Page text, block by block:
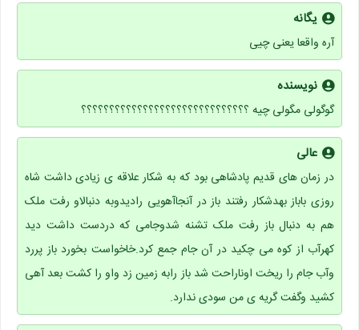
یگانه
آره واقعا یعنی چیی
نویسنده
گوگولی مگولی چیه ؟؟؟؟؟؟؟؟؟؟؟؟؟؟؟؟؟؟؟؟؟؟؟؟؟؟؟؟؟؟
عالی
در زمان های قدیم پادشاهی بود که به شکار علاقه ی زیادی داشت شاه
روزی باباز بهدشکار رفتند باز در آنجاآهویی رادیدوبه دنبالاو رفت ملک
هم به دنبال باز رفت ملک تشنه شدوجامی که دردست داشت دید
کهرآب از کوه می چکید در آن جام جمع کرد.خاخواست بخورد باز پررد
وآب جام را ریخت اوناراحت شد باز رابه زمین زد واو را کشت بعد آهی
کشید وگفت گریه ی من سودی ندارد.